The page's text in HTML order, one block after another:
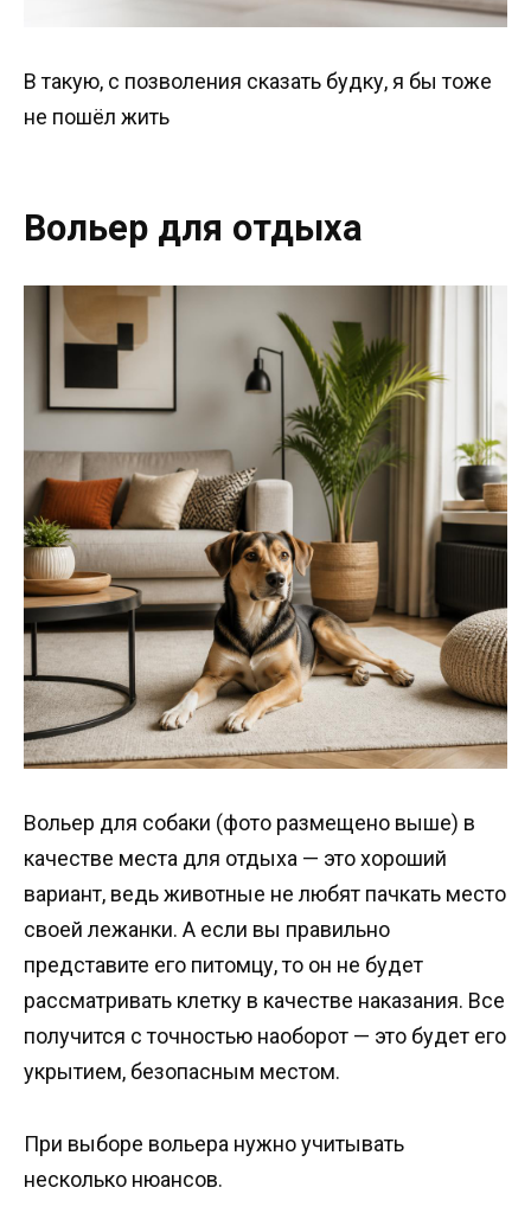
В такую, с позволения сказать будку, я бы тоже
не пошёл жить
Вольер для отдыха
Вольер для собаки (фото размещено выше) в
качестве места для отдыха — это хороший
вариант, ведь животные не любят пачкать место
своей лежанки. А если вы правильно
представите его питомцу, то он не будет
рассматривать клетку в качестве наказания. Все
получится с точностью наоборот — это будет его
укрытием, безопасным местом.
При выборе вольера нужно учитывать
несколько нюансов.